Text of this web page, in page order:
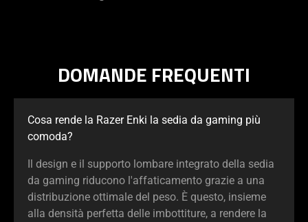
DOMANDE FREQUENTI
Cosa rende la Razer Enki la sedia da gaming più
comoda?
Il design e il supporto lombare integrato della sedia
da gaming riducono l'affaticamento grazie a una
distribuzione ottimale del peso. È questo, insieme
alla densità perfetta delle imbottiture, a rendere la